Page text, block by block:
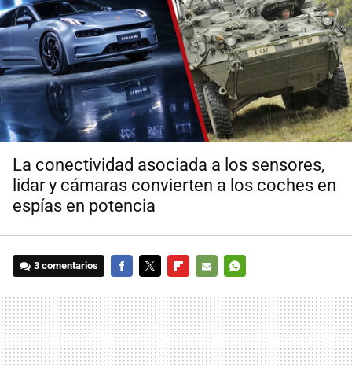
La conectividad asociada a los sensores,
lidar y cámaras convierten a los coches en
espías en potencia
3 comentarios
MAIL